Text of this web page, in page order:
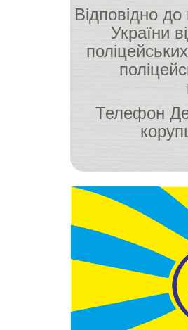
Відповідно
України
Телефон